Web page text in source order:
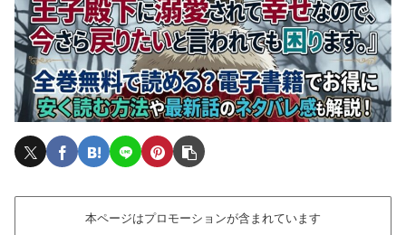
本ページはプロモーションが含まれています